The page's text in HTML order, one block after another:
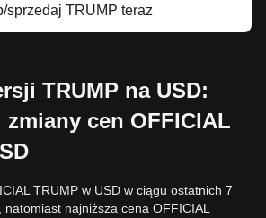
sprzedaj TRUMP teraz
TRUMP na USD:
cen OFFICIAL
TRUMP w USD w ciągu ostatnich 7
natomiast najniższa cena OFFICIAL